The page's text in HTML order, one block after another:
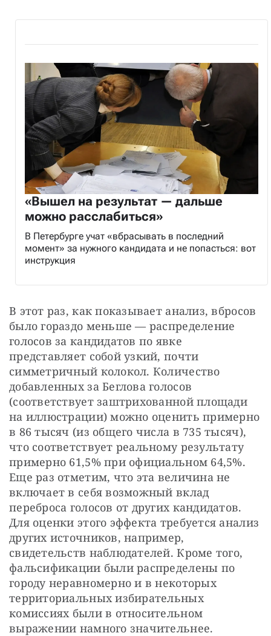
«Вышел на результат — дальше
можно расслабиться»
В Петербурге учат «вбрасывать в последний
момент» за нужного кандидата и не попасться: вот
инструкция
В этот раз, как показывает анализ, вбросов
было гораздо меньше — распределение
голосов за кандидатов по явке
представляет собой узкий, почти
симметричный колокол. Количество
добавленных за Беглова голосов
(соответствует заштрихованной площади
на иллюстрации) можно оценить примерно
в 86 тысяч (из общего числа в 735 тысяч),
что соответствует реальному результату
примерно 61,5% при официальном 64,5%.
Еще раз отметим, что эта величина не
включает в себя возможный вклад
переброса голосов от других кандидатов.
Для оценки этого эффекта требуется анализ
других источников, например,
свидетельств наблюдателей. Кроме того,
фальсификации были распределены по
городу неравномерно и в некоторых
территориальных избирательных
комиссиях были в относительном
выражении намного значительнее.